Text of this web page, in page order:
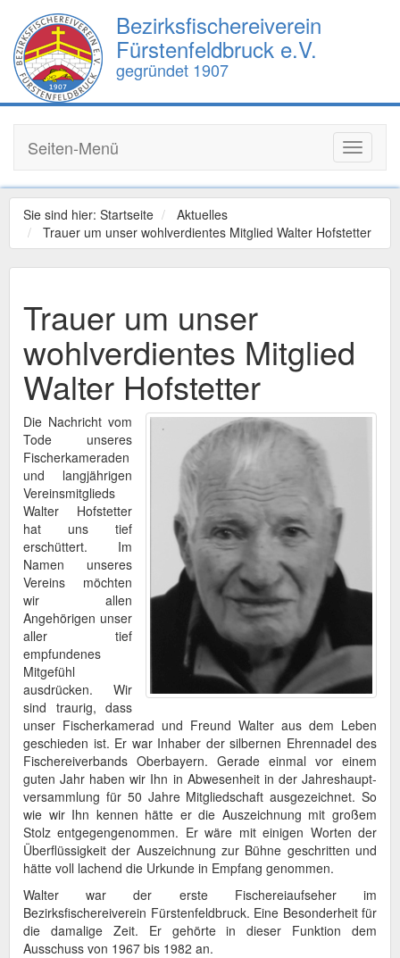
Bezirksfischereiverein
Fürstenfeldbruck e.V.
gegründet 1907
Toggle
Seiten-Menü
Sie sind hier: Startseite
Aktuelles
Trauer um unser wohlverdientes Mitglied Walter Hofstetter
Trauer um unser
wohlverdientes Mitglied
Walter Hofstetter
Die Nachricht vom
Tode unseres
Fischerkameraden
und langjährigen
Vereinsmitglieds
Walter Hofstetter
hat uns tief
erschüttert. Im
Namen unseres
Vereins möchten
wir allen
Angehörigen unser
aller tief
empfundenes
Mitgefühl
ausdrücken. Wir
sind traurig, dass
unser Fischerkamerad und Freund Walter aus dem Leben
geschieden ist. Er war Inhaber der silbernen Ehrennadel des
Fischereiverbands Oberbayern. Gerade einmal vor einem
guten Jahr haben wir Ihn in Abwesenheit in der Jahreshaupt-
versammlung für 50 Jahre Mitgliedschaft ausgezeichnet. So
wie wir Ihn kennen hätte er die Auszeichnung mit großem
Stolz entgegengenommen. Er wäre mit einigen Worten der
Überflüssigkeit der Auszeichnung zur Bühne geschritten und
hätte voll lachend die Urkunde in Empfang genommen.
Walter war der erste Fischereiaufseher im
Bezirksfischereiverein Fürstenfeldbruck. Eine Besonderheit für
die damalige Zeit. Er gehörte in dieser Funktion dem
Ausschuss von 1967 bis 1982 an.